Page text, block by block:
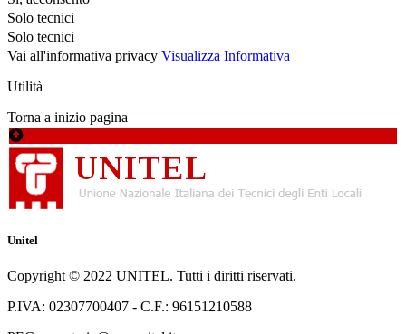
Solo tecnici
Solo tecnici
Vai all'informativa privacy Visualizza Informativa
Utilità
Torna a inizio pagina
Unitel
Copyright © 2022 UNITEL. Tutti i diritti riservati.
P.IVA: 02307700407 - C.F.: 96151210588